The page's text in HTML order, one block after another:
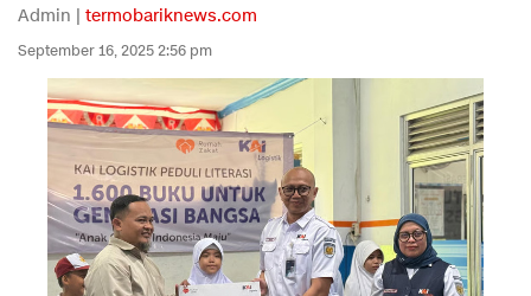
Admin | termobariknews.com
September 16, 2025 2:56 pm